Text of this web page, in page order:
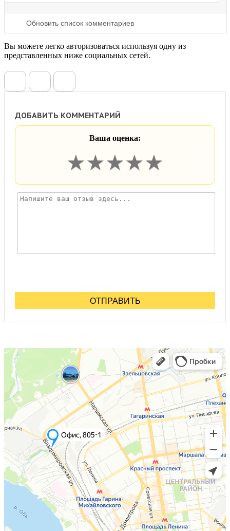
Обновить список комментариев
Вы можете легко авторизоваться используя одну из
представленных ниже социальных сетей.
ДОБАВИТЬ КОММЕНТАРИЙ
Ваша оценка:
★★★★★
ОТПРАВИТЬ